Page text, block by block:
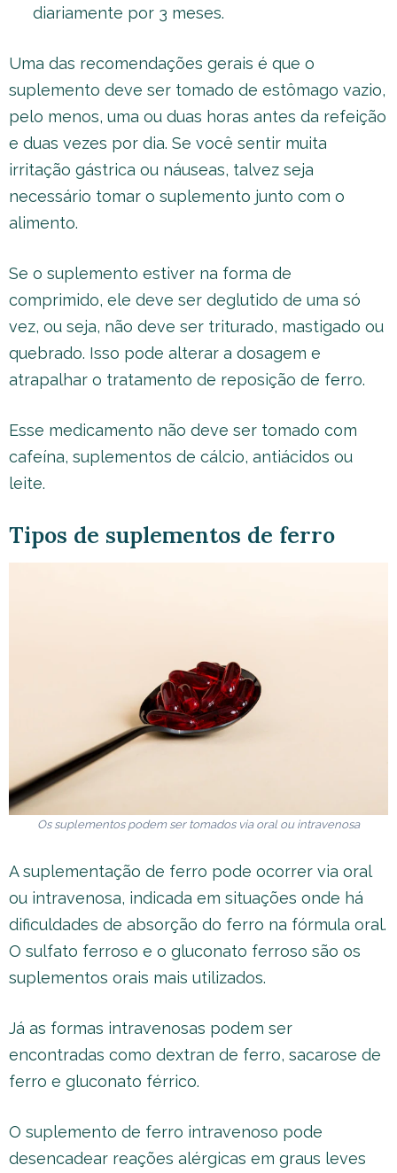
diariamente por 3 meses.
Uma das recomendações gerais é que o
suplemento deve ser tomado de estômago vazio,
pelo menos, uma ou duas horas antes da refeição
e duas vezes por dia. Se você sentir muita
irritação gástrica ou náuseas, talvez seja
necessário tomar o suplemento junto com o
alimento.
Se o suplemento estiver na forma de
comprimido, ele deve ser deglutido de uma só
vez, ou seja, não deve ser triturado, mastigado ou
quebrado. Isso pode alterar a dosagem e
atrapalhar o tratamento de reposição de ferro.
Esse medicamento não deve ser tomado com
cafeína, suplementos de cálcio, antiácidos ou
leite.
Tipos de suplementos de ferro
Os suplementos podem ser tomados via oral ou intravenosa
A suplementação de ferro pode ocorrer via oral
ou intravenosa, indicada em situações onde há
dificuldades de absorção do ferro na fórmula oral.
O sulfato ferroso e o gluconato ferroso são os
suplementos orais mais utilizados.
Já as formas intravenosas podem ser
encontradas como dextran de ferro, sacarose de
ferro e gluconato férrico.
O suplemento de ferro intravenoso pode
desencadear reações alérgicas em graus leves